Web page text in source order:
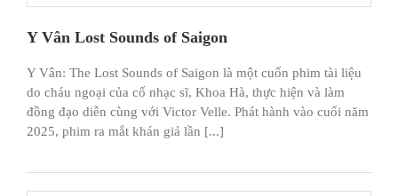
Y Vân Lost Sounds of Saigon
Y Vân: The Lost Sounds of Saigon là một cuốn phim tài liệu
do cháu ngoại của cố nhạc sĩ, Khoa Hà, thực hiện và làm
đồng đạo diễn cùng với Victor Velle. Phát hành vào cuối năm
2025, phim ra mắt khán giả lần [...]